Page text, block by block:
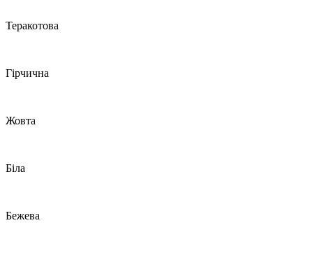
Теракотова
Гірчична
Жовта
Біла
Бежева